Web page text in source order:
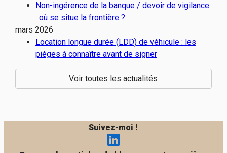
Non-ingérence de la banque / devoir de vigilance
: où se situe la frontière ?
mars 2026
Location longue durée (LDD) de véhicule : les
pièges à connaître avant de signer
Voir toutes les actualités
Suivez-moi !